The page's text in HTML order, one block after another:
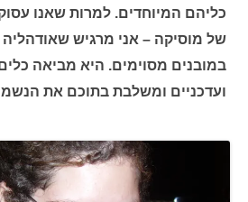
כליהם המיוחדים. למרות שאנו
של מוסיקה – אני מרגיש
במובנים מסוימים. היא מביאה כלים
ועדכניים ומשלבת בתוכם את